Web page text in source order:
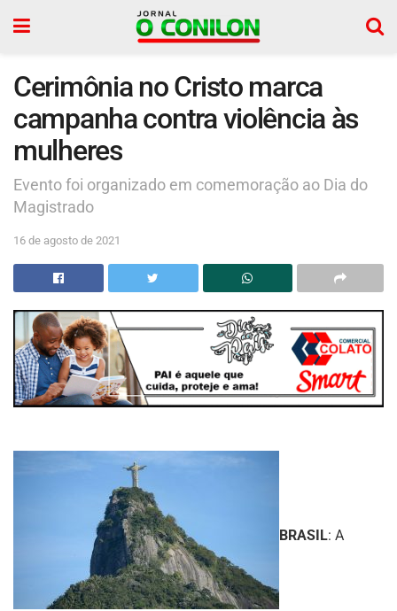
Cerimônia no Cristo marca
campanha contra violência às
mulheres
Evento foi organizado em comemoração ao Dia do
Magistrado
16 de agosto de 2021
BRASIL: A